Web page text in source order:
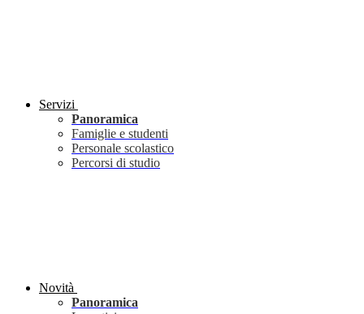
Servizi
Panoramica
Famiglie e studenti
Personale scolastico
Percorsi di studio
Novità
Panoramica